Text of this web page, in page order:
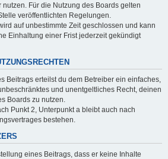
Für die Nutzung des Boards gelten
veröffentlichten Regelungen.
auf unbestimmte Zeit geschlossen und kann
Einhaltung einer Frist jederzeit gekündigt
Beitrags erteilst du dem Betreiber ein einfaches,
und unentgeltliches Recht, deinen
Boards zu nutzen.
Punkt 2, Unterpunkt a bleibt auch nach
bestehen.
eines Beitrags, dass er keine Inhalte